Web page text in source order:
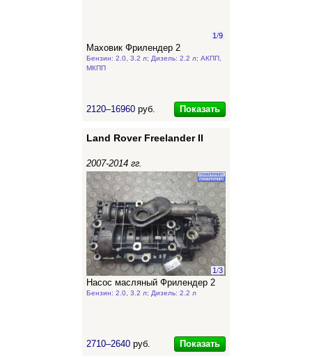
1/9
Маховик Фрилендер 2
Бензин: 2.0, 3.2 л; Дизель: 2.2 л; АКПП,
МКПП
2120–16960 руб. Показать
Land Rover Freelander II
2007-2014 гг.
1/3
Насос масляный Фрилендер 2
Бензин: 2.0, 3.2 л; Дизель: 2.2 л
2710–2640 руб. Показать